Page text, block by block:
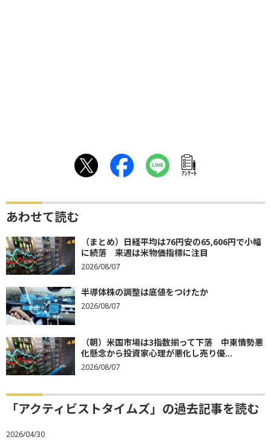
ｱﾝｹｰﾄ
あわせて読む
（まとめ）日経平均は76円安の65,606円で小幅
に続落 来週は米物価指標に注目
2026/08/07
半導体株の調整は底値をつけたか
2026/08/07
（朝）米国市場は3指数揃って下落 中東情勢悪
化懸念から投資家心理が悪化し売り優...
2026/08/07
「アクティビストタイムズ」の過去記事を読む
2026/04/30